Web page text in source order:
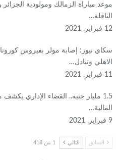
موعد مباراة الزمالك ومولودية الجزائر
الناقلة…
12 فبراير, 2021
سكاي نيوز: إصابة مولر بفيروس
الاهلي وتبادل…
11 فبراير, 2021
1.5 مليار جنيه.. القضاء الإداري
المالية…
9 فبراير, 2021
السابق التالي 1 من 418